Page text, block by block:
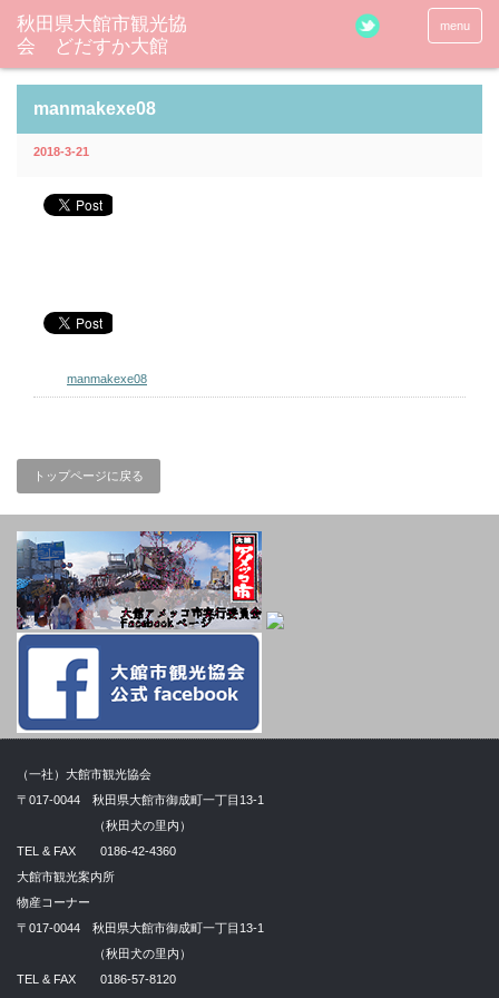
秋田県大館市観光協
会 どだすか大館
menu
manmakexe08
2018-3-21
manmakexe08
トップページに戻る
（一社）大館市観光協会
〒017-0044 秋田県大館市御成町一丁目13-1
（秋田犬の里内）
TEL & FAX 0186-42-4360
大館市観光案内所
物産コーナー
〒017-0044 秋田県大館市御成町一丁目13-1
（秋田犬の里内）
TEL & FAX 0186-57-8120